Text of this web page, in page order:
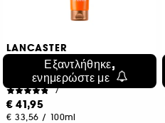
LANCASTER
Lancaster Golden Tan
Maximizer After Sun Body
Lotion
7
€ 41,95
€ 33,56 / 100ml
Εξαντλήθηκε,
ενημερώστε με